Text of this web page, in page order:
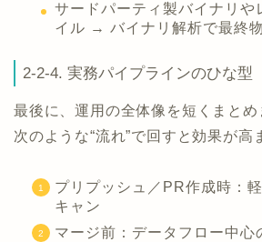
サードパーティ製バイナリや
イル → バイナリ解析で最終
2-2-4. 実務パイプラインのひな型
最後に、運用の全体像を短くまとめ
次のような“流れ”で回すと効果が高
プリプッシュ／PR作成時：
キャン
マージ前：データフロー中心